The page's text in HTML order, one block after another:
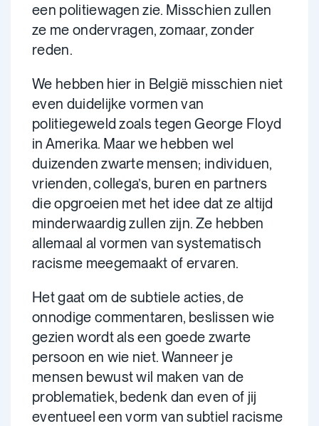
een politiewagen zie. Misschien zullen
ze me ondervragen, zomaar, zonder
reden.
We hebben hier in België misschien niet
even duidelijke vormen van
politiegeweld zoals tegen George Floyd
in Amerika. Maar we hebben wel
duizenden zwarte mensen; individuen,
vrienden, collega’s, buren en partners
die opgroeien met het idee dat ze altijd
minderwaardig zullen zijn. Ze hebben
allemaal al vormen van systematisch
racisme meegemaakt of ervaren.
Het gaat om de subtiele acties, de
onnodige commentaren, beslissen wie
gezien wordt als een goede zwarte
persoon en wie niet. Wanneer je
mensen bewust wil maken van de
problematiek, bedenk dan even of jij
eventueel een vorm van subtiel racisme